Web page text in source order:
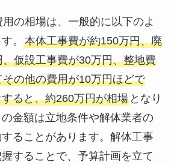
の相場は、一般的に以下のよ
。 本体工事費が約150万円、廃
仮設工事費が30万円、整地費
の他の費用が10万円ほどで
ると、約260万円が相場となり
金額は立地条件や解体業者の
ることがあります。解体工事
することで、予算計画を立て